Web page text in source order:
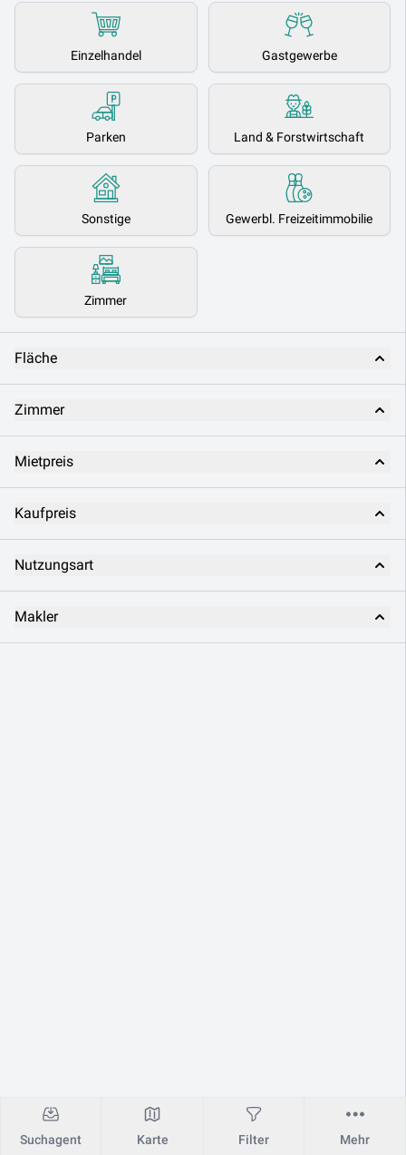
Einzelhandel Gastgewerbe
Parken Land & Forstwirtschaft
Sonstige Gewerbl. Freizeitimmobilie
Zimmer
Fläche
Zimmer
Mietpreis
Kaufpreis
Nutzungsart
Makler
Suchagent Karte Filter Mehr